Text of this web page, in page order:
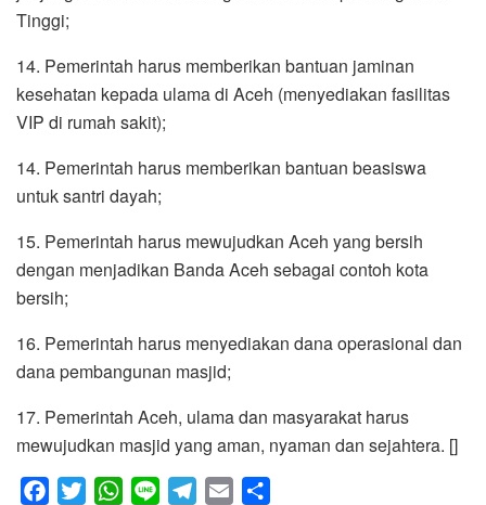
Tinggi;
14. Pemerintah harus memberikan bantuan jaminan
kesehatan kepada ulama di Aceh (menyediakan fasilitas
VIP di rumah sakit);
14. Pemerintah harus memberikan bantuan beasiswa
untuk santri dayah;
15. Pemerintah harus mewujudkan Aceh yang bersih
dengan menjadikan Banda Aceh sebagai contoh kota
bersih;
16. Pemerintah harus menyediakan dana operasional dan
dana pembangunan masjid;
17. Pemerintah Aceh, ulama dan masyarakat harus
mewujudkan masjid yang aman, nyaman dan sejahtera. []
W